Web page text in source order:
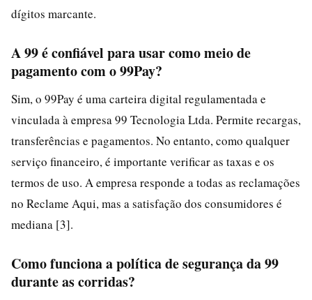
dígitos marcante.
A 99 é confiável para usar como meio de
pagamento com o 99Pay?
Sim, o 99Pay é uma carteira digital regulamentada e
vinculada à empresa 99 Tecnologia Ltda. Permite recargas,
transferências e pagamentos. No entanto, como qualquer
serviço financeiro, é importante verificar as taxas e os
termos de uso. A empresa responde a todas as reclamações
no Reclame Aqui, mas a satisfação dos consumidores é
mediana [3].
Como funciona a política de segurança da 99
durante as corridas?